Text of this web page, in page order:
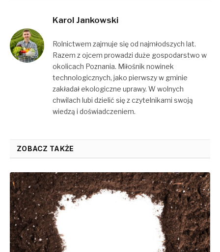
Karol Jankowski
Rolnictwem zajmuje się od najmłodszych lat.
Razem z ojcem prowadzi duże gospodarstwo w
okolicach Poznania. Miłośnik nowinek
technologicznych, jako pierwszy w gminie
zakładał ekologiczne uprawy. W wolnych
chwilach lubi dzielić się z czytelnikami swoją
wiedzą i doświadczeniem.
ZOBACZ TAKŻE